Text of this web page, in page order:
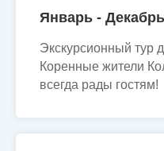
Январь - Декабрь
Экскурсионный тур
Коренные жители
всегда рады гостям!